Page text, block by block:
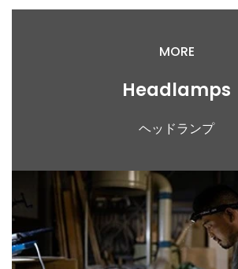
MORE
Headlamps
ヘッドランプ